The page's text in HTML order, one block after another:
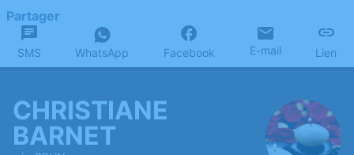
Partager
SMS WhatsApp Facebook E-mail Lien
CHRISTIANE
BARNET